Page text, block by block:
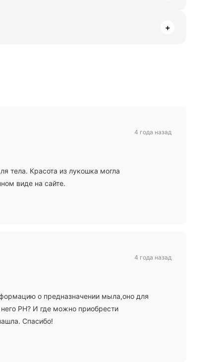
+
тела. Красота из лукошка могла
виде на сайте.
4 года назад
о предназначении мыла,оно для
PH? И где можно приобрести
Спасибо!
4 года назад